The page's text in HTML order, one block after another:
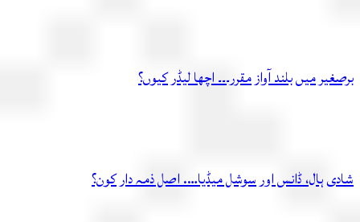
میں بلند آواز مقرر۔۔۔ اچھا لیڈر کیوں؟
ہال، ڈانس اور سوشل میڈیا…. اصل ذمہ دار کون؟